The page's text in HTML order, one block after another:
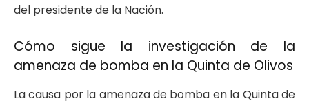
del presidente de la Nación.
Cómo sigue la investigación de la
amenaza de bomba en la Quinta de Olivos
La causa por la amenaza de bomba en la Quinta de